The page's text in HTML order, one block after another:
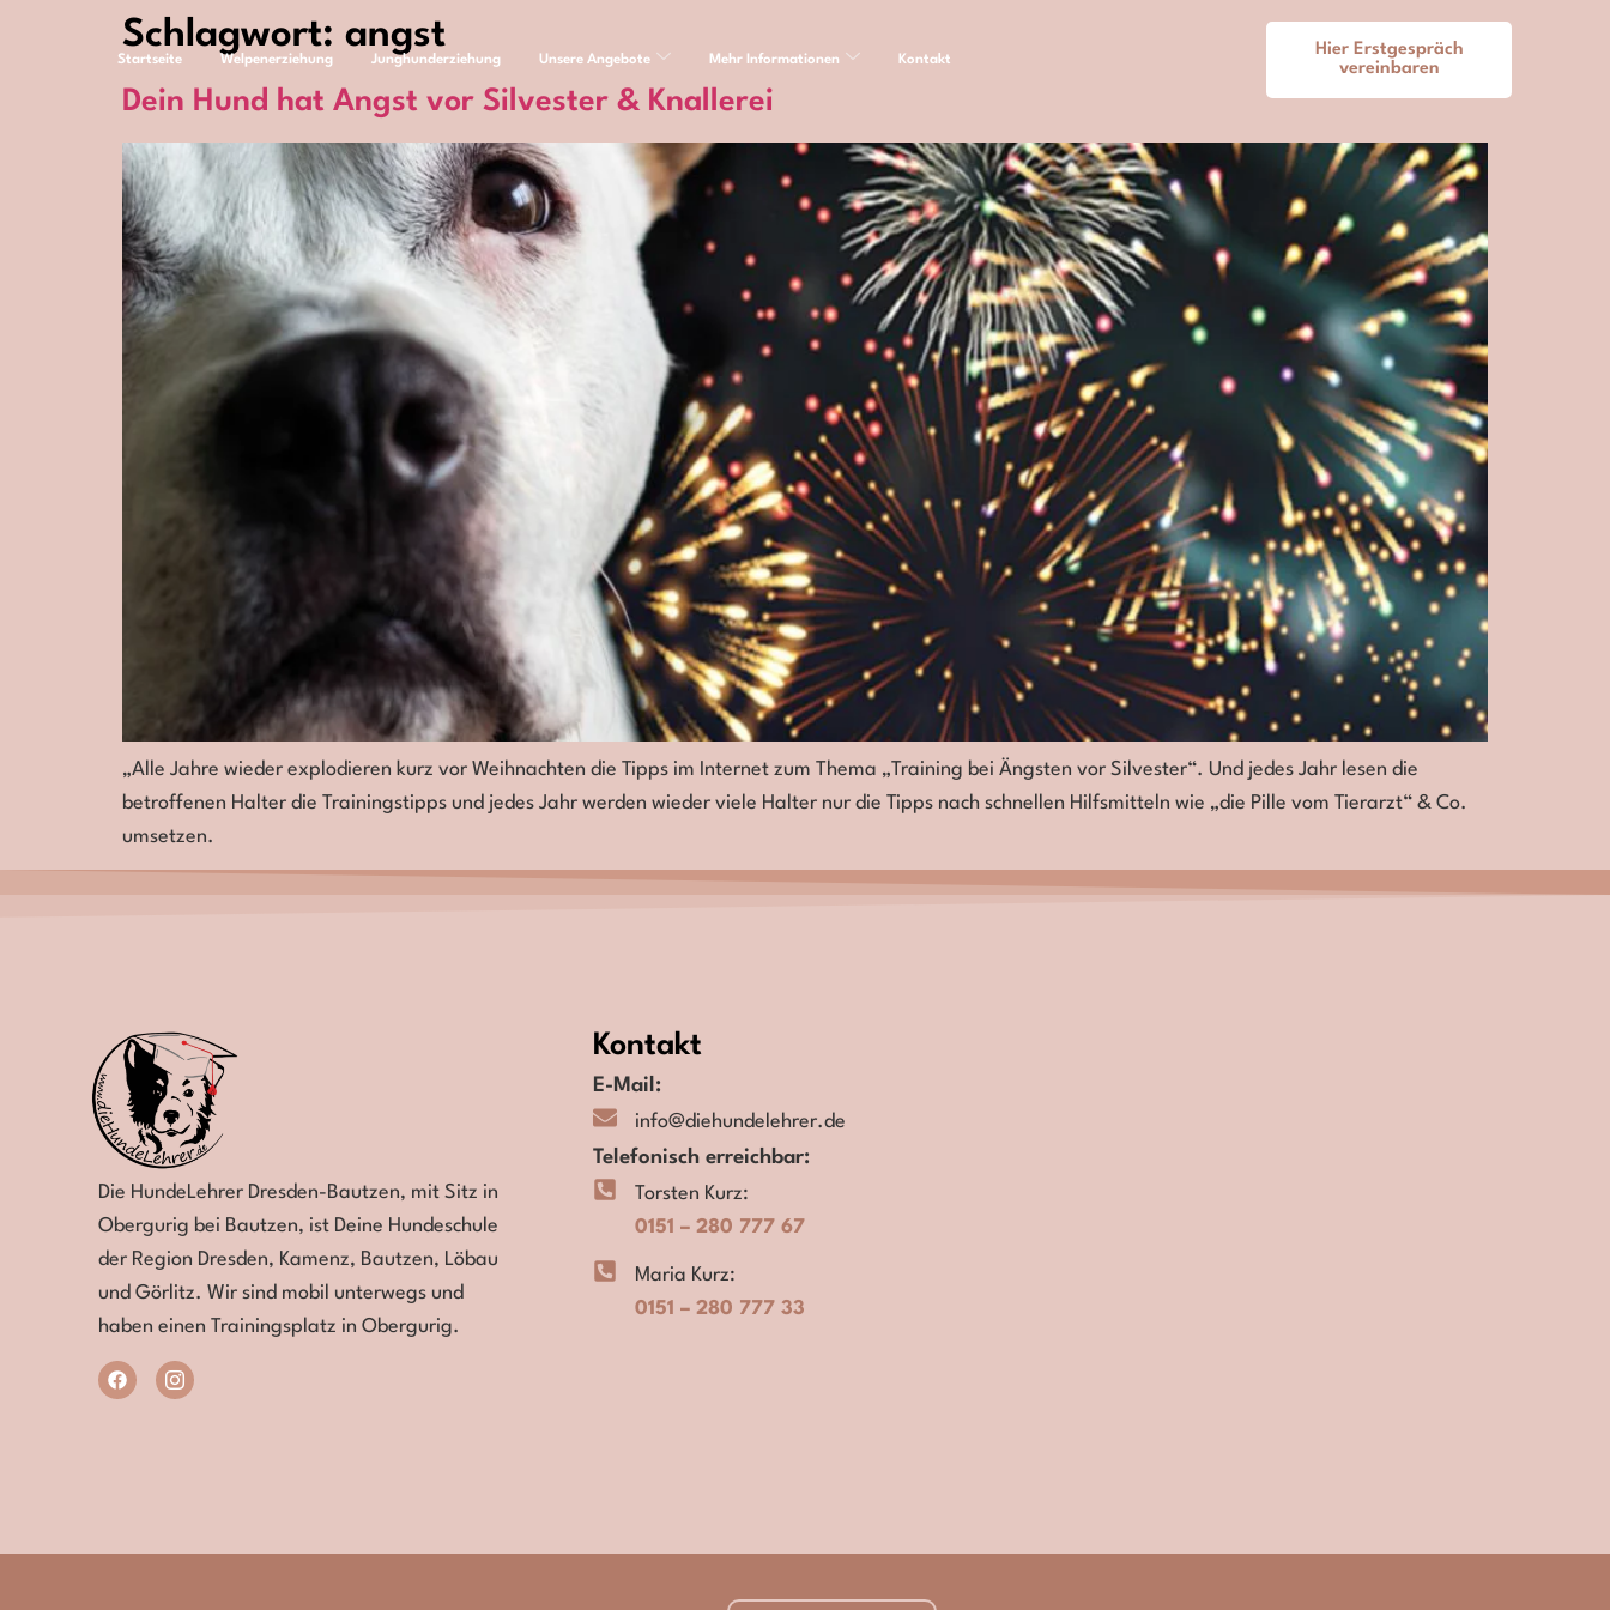
Startseite Welpenerziehung Junghunderziehung Unsere Angebote Mehr Informationen Kontakt
Hier Erstgespräch
vereinbaren
Schlagwort: angst
Dein Hund hat Angst vor Silvester & Knallerei
„Alle Jahre wieder explodieren kurz vor Weihnachten die Tipps im Internet zum Thema „Training bei Ängsten vor Silvester“. Und jedes Jahr lesen die
betroffenen Halter die Trainingstipps und jedes Jahr werden wieder viele Halter nur die Tipps nach schnellen Hilfsmitteln wie „die Pille vom Tierarzt“ & Co.
umsetzen.
Die HundeLehrer Dresden-Bautzen, mit Sitz in
Obergurig bei Bautzen, ist Deine Hundeschule
der Region Dresden, Kamenz, Bautzen, Löbau
und Görlitz. Wir sind mobil unterwegs und
haben einen Trainingsplatz in Obergurig.
Kontakt
E-Mail:
info@diehundelehrer.de
Telefonisch erreichbar:
Torsten Kurz:
0151 – 280 777 67
Maria Kurz:
0151 – 280 777 33